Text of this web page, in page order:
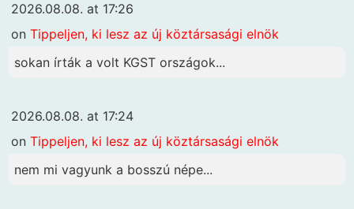
2026.08.08. at 17:26
on Tippeljen, ki lesz az új köztársasági elnök
sokan írták a volt KGST országok...
2026.08.08. at 17:24
on Tippeljen, ki lesz az új köztársasági elnök
nem mi vagyunk a bosszú népe...